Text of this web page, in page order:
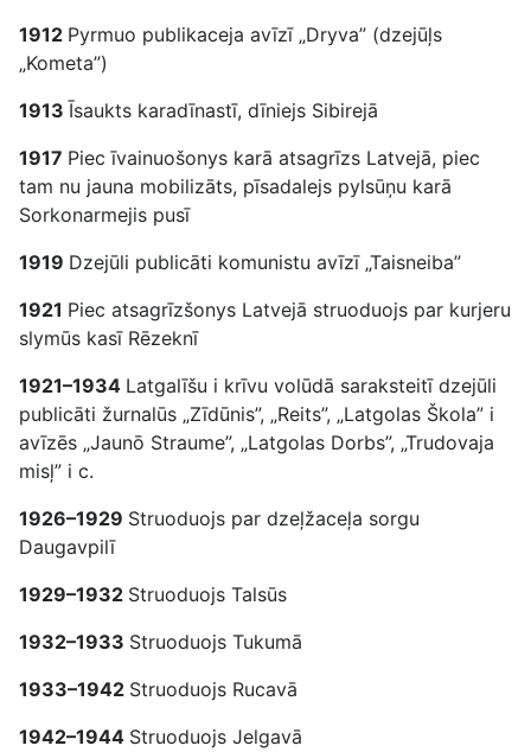
1912 Pyrmuo publikaceja avīzī „Dryva” (dzejūļs
„Kometa”)
1913 Īsaukts karadīnastī, dīniejs Sibirejā
1917 Piec īvainuošonys karā atsagrīzs Latvejā, piec
tam nu jauna mobilizāts, pīsadalejs pylsūņu karā
Sorkonarmejis pusī
1919 Dzejūli publicāti komunistu avīzī „Taisneiba”
1921 Piec atsagrīzšonys Latvejā struoduojs par kurjeru
slymūs kasī Rēzeknī
1921–1934 Latgalīšu i krīvu volūdā saraksteitī dzejūli
publicāti žurnalūs „Zīdūnis”, „Reits”, „Latgolas Škola” i
avīzēs „Jaunō Straume”, „Latgolas Dorbs”, „Trudovaja
misļ” i c.
1926–1929 Struoduojs par dzeļžaceļa sorgu
Daugavpilī
1929–1932 Struoduojs Talsūs
1932–1933 Struoduojs Tukumā
1933–1942 Struoduojs Rucavā
1942–1944 Struoduojs Jelgavā